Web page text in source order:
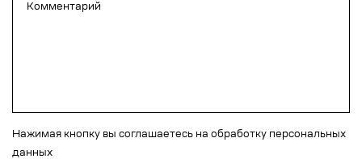
Нажимая кнопку вы соглашаетесь на обработку персональных
данных